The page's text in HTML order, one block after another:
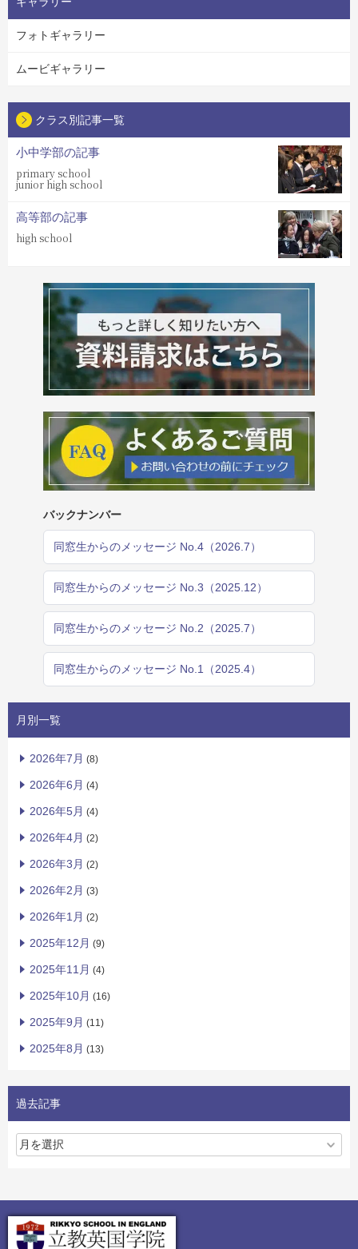
フォトギャラリー
ムービギャラリー
クラス別記事一覧
小中学部の記事
primary school
junior high school
高等部の記事
high school
バックナンバー
同窓生からのメッセージ No.4（2026.7）
同窓生からのメッセージ No.3（2025.12）
同窓生からのメッセージ No.2（2025.7）
同窓生からのメッセージ No.1（2025.4）
月別一覧
2026年7月 (8)
2026年6月 (4)
2026年5月 (4)
2026年4月 (2)
2026年3月 (2)
2026年2月 (3)
2026年1月 (2)
2025年12月 (9)
2025年11月 (4)
2025年10月 (16)
2025年9月 (11)
2025年8月 (13)
過去記事